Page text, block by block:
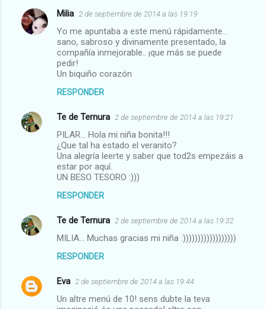
a
r
Milia 2 de septiembre de 2014 a las 19:19
Yo me apuntaba a este menú rápidamente...
sano, sabroso y divinamente presentado, la
compañía inmejorable.. ¡que más se puede
pedir!
Un biquiño corazón
RESPONDER
Te de Ternura 2 de septiembre de 2014 a las 19:21
PILAR... Hola mi niña bonita!!!
¿Que tal ha estado el veranito?
Una alegría leerte y saber que tod2s empezáis a
estar por aquí.
UN BESO TESORO :)))
RESPONDER
Te de Ternura 2 de septiembre de 2014 a las 19:32
MILIA... Muchas gracias mi niña :))))))))))))))))))
RESPONDER
Eva 2 de septiembre de 2014 a las 19:44
Un altre menú de 10! sens dubte la teva